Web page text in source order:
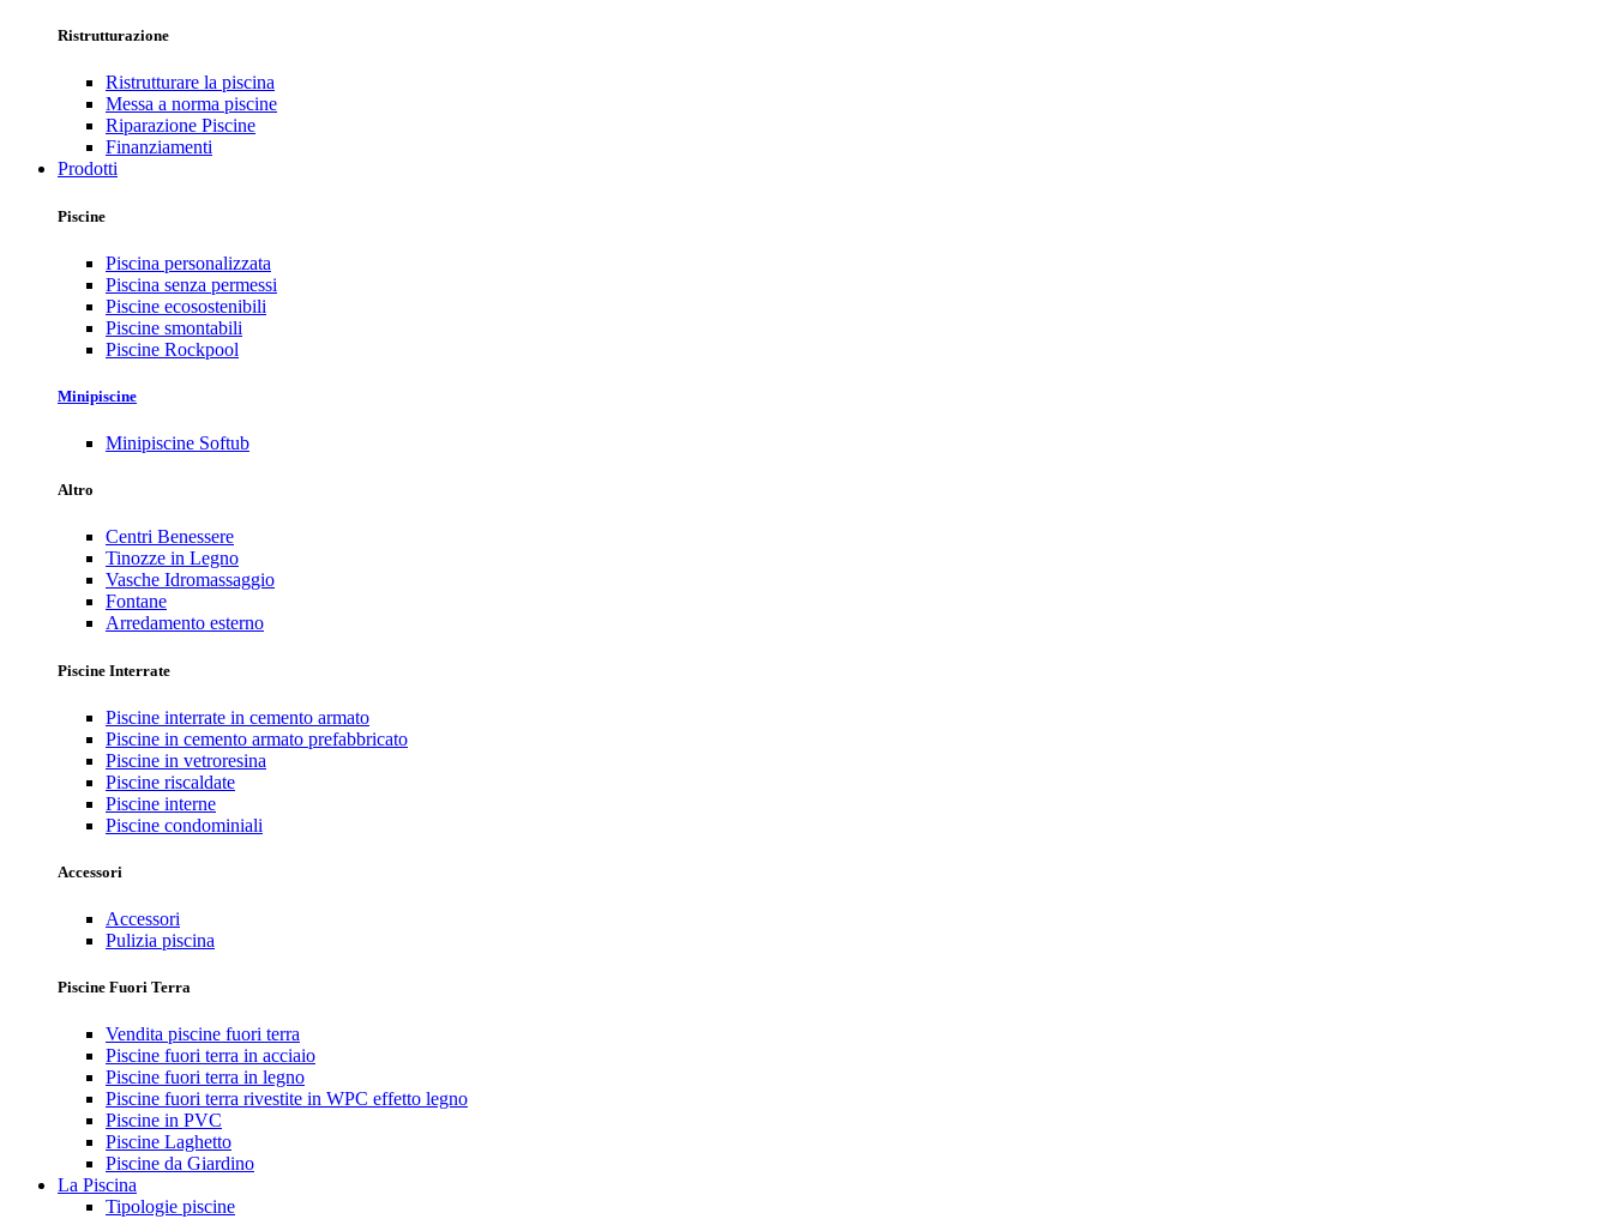
Ristrutturazione
Ristrutturare la piscina
Messa a norma piscine
Riparazione Piscine
Finanziamenti
Prodotti
Piscine
Piscina personalizzata
Piscina senza permessi
Piscine ecosostenibili
Piscine smontabili
Piscine Rockpool
Minipiscine
Minipiscine Softub
Altro
Centri Benessere
Tinozze in Legno
Vasche Idromassaggio
Fontane
Arredamento esterno
Piscine Interrate
Piscine interrate in cemento armato
Piscine in cemento armato prefabbricato
Piscine in vetroresina
Piscine riscaldate
Piscine interne
Piscine condominiali
Accessori
Accessori
Pulizia piscina
Piscine Fuori Terra
Vendita piscine fuori terra
Piscine fuori terra in acciaio
Piscine fuori terra in legno
Piscine fuori terra rivestite in WPC effetto legno
Piscine in PVC
Piscine Laghetto
Piscine da Giardino
La Piscina
Tipologie piscine